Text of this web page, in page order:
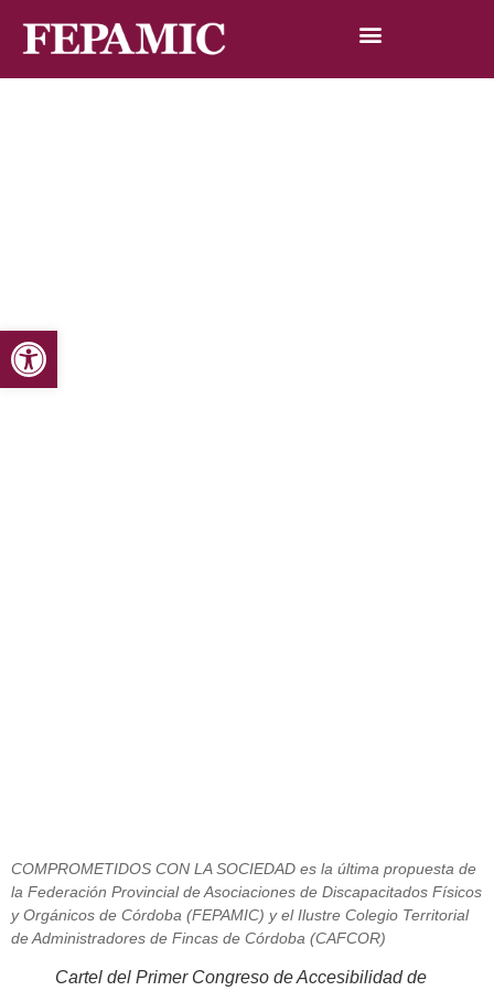
Abrir barra de herramientas
Inicio
COMPROMETIDOS CON LA SOCIEDAD es la última propuesta de
la Federación Provincial de Asociaciones de Discapacitados Físicos
y Orgánicos de Córdoba (FEPAMIC) y el Ilustre Colegio Territorial
de Administradores de Fincas de Córdoba (CAFCOR)
Cartel del Primer Congreso de Accesibilidad de